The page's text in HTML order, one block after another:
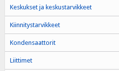
Keskukset ja keskustarvikkeet
Kiinnitystarvikkeet
Kondensaattorit
Liittimet